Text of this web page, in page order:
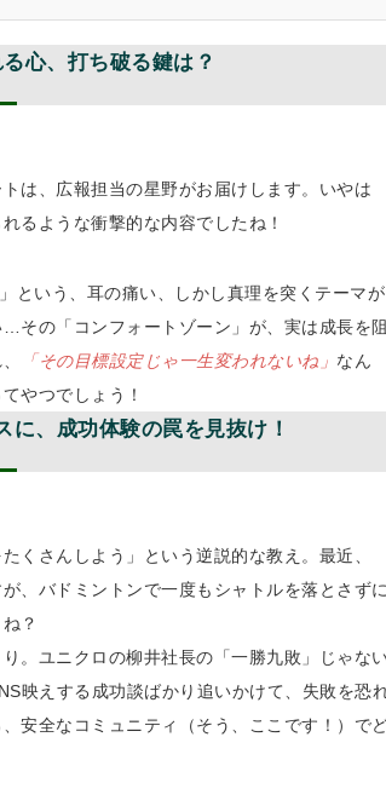
心、打ち破る鍵は？
は、広報担当の星野がお届けします。いやは
るような衝撃的な内容でしたね！
という、耳の痛い、しかし真理を突くテーマが
その「コンフォートゾーン」が、実は成長を阻
「その目標設定じゃ一生変われないね」 なん
やつでしょう！
、成功体験の罠を見抜け！
くさんしよう」という逆説的な教え。最近、
、バドミントンで一度もシャトルを落とさずに
？
。ユニクロの柳井社長の「一勝九敗」じゃな
映えする成功談ばかり追いかけて、失敗を恐
安全なコミュニティ（そう、ここです！）で